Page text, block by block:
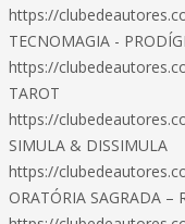
https://
TECNOMAGIA -
https://
TAROT
https://
SIMULA & DISSIMULA
https://
ORATÓRIA SAGRADA –